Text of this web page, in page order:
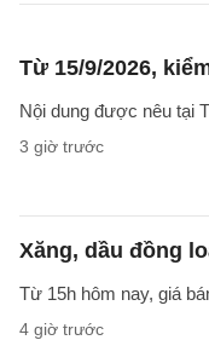
Từ 15/9/2026,
Nội dung được nêu tại
3 giờ trước
Xăng, dầu đồng
Từ 15h hôm nay, giá
4 giờ trước